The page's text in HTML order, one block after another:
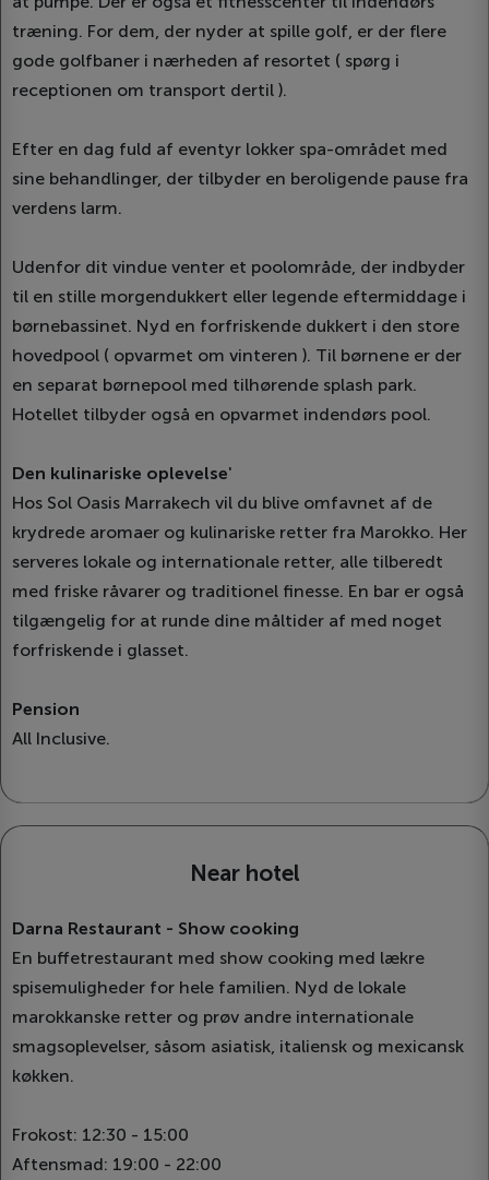
træning. For dem, der nyder at spille golf, er der flere
gode golfbaner i nærheden af ​​resortet ( spørg i
receptionen om transport dertil ).
Efter en dag fuld af eventyr lokker spa-området med
sine behandlinger, der tilbyder en beroligende pause fra
verdens larm.
Udenfor dit vindue venter et poolområde, der indbyder
til en stille morgendukkert eller legende eftermiddage i
børnebassinet. Nyd en forfriskende dukkert i den store
hovedpool ( opvarmet om vinteren ). Til børnene er der
en separat børnepool med tilhørende splash park.
Hotellet tilbyder også en opvarmet indendørs pool.
Den kulinariske oplevelse'
Hos Sol Oasis Marrakech vil du blive omfavnet af de
krydrede aromaer og kulinariske retter fra Marokko. Her
serveres lokale og internationale retter, alle tilberedt
med friske råvarer og traditionel finesse. En bar er også
tilgængelig for at runde dine måltider af med noget
forfriskende i glasset.
Pension
All Inclusive.
Near hotel
Darna Restaurant - Show cooking
En buffetrestaurant med show cooking med lækre
spisemuligheder for hele familien. Nyd de lokale
marokkanske retter og prøv andre internationale
smagsoplevelser, såsom asiatisk, italiensk og mexicansk
køkken.
Frokost: 12:30 - 15:00
Aftensmad: 19:00 - 22:00